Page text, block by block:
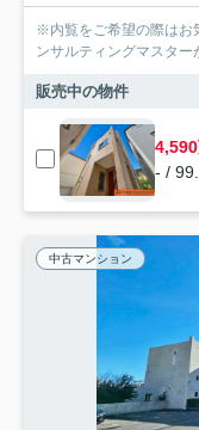
※内覧をご希望の際はお気軽にご連
ンサルティングマスター
販売中の物件
- /
中古マンション